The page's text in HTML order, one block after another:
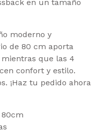
en un tamaño
moderno y
de 80 cm aporta
que las 4
confort y estilo.
¡Haz tu pedido ahora
80cm